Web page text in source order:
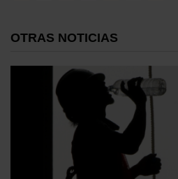
OTRAS NOTICIAS